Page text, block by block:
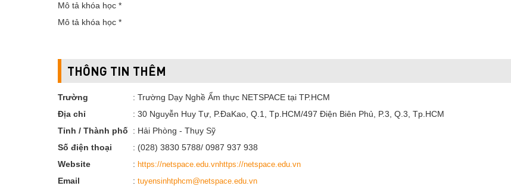
Mô tả khóa học *
Mô tả khóa học *
THÔNG TIN THÊM
Trường
: Trường Dạy Nghề Ẩm thực NETSPACE tại TP.HCM
Địa chỉ
: 30 Nguyễn Huy Tự, P.ĐaKao, Q.1, Tp.HCM/497 Điện Biên Phủ, P.3, Q.3, Tp.HCM
Tỉnh / Thành phố
: Hải Phòng - Thụy Sỹ
Số điện thoại
: (028) 3830 5788/ 0987 937 938
Website
: https://netspace.edu.vnhttps://netspace.edu.vn
Email : tuyensinhtphcm@netspace.edu.vn